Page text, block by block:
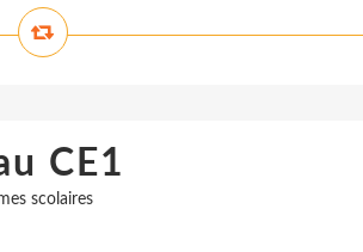
CE1
scolaires